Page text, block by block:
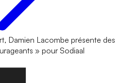
Damien Lacombe présente des
» pour Sodiaal